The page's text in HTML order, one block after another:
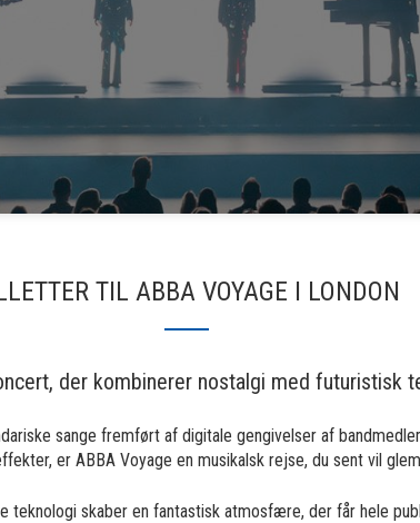
TIL ABBA VOYAGE I LONDON
der kombinerer nostalgi med futuristisk
sange fremført af digitale gengivelser af
er ABBA Voyage en musikalsk rejse, du sent vil
teknologi skaber en fantastisk atmosfære, der får hele